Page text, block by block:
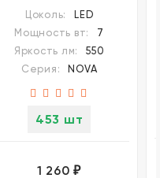
антибликовым
фильтром 7Вт 565Лм
2700;3200;4000К
UGR19 CRI90 36° IP20
Novotech NOVA
Цоколь:
LED
Мощность вт:
7
Яркость лм:
550
Серия:
NOVA
453 шт
1 260₽